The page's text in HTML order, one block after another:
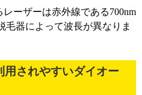
ーザーは赤外線である700nm
毛器によって波長が異なりま
用されやすいダイオー